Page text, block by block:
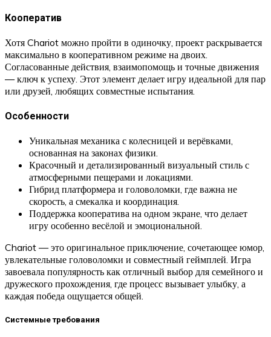
Кооператив
Хотя Chariot можно пройти в одиночку, проект раскрывается
максимально в кооперативном режиме на двоих.
Согласованные действия, взаимопомощь и точные движения
— ключ к успеху. Этот элемент делает игру идеальной для пар
или друзей, любящих совместные испытания.
Особенности
Уникальная механика с колесницей и верёвками,
основанная на законах физики.
Красочный и детализированный визуальный стиль с
атмосферными пещерами и локациями.
Гибрид платформера и головоломки, где важна не
скорость, а смекалка и координация.
Поддержка кооператива на одном экране, что делает
игру особенно весёлой и эмоциональной.
Chariot — это оригинальное приключение, сочетающее юмор,
увлекательные головоломки и совместный геймплей. Игра
завоевала популярность как отличный выбор для семейного и
дружеского прохождения, где процесс вызывает улыбку, а
каждая победа ощущается общей.
Системные требования